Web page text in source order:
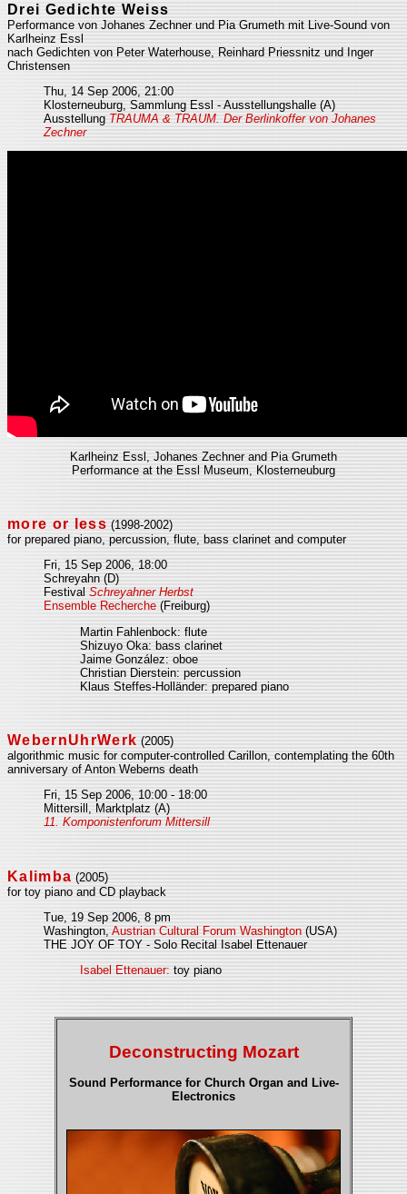
Drei Gedichte Weiss
Performance von Johanes Zechner und Pia Grumeth mit Live-Sound von
Karlheinz Essl
nach Gedichten von Peter Waterhouse, Reinhard Priessnitz und Inger
Christensen
Thu, 14 Sep 2006, 21:00
Klosterneuburg, Sammlung Essl - Ausstellungshalle (A)
Ausstellung TRAUMA & TRAUM. Der Berlinkoffer von Johanes
Zechner
Karlheinz Essl, Johanes Zechner and Pia Grumeth
Performance at the Essl Museum, Klosterneuburg
more or less (1998-2002)
for prepared piano, percussion, flute, bass clarinet and computer
Fri, 15 Sep 2006, 18:00
Schreyahn (D)
Festival Schreyahner Herbst
Ensemble Recherche (Freiburg)
Martin Fahlenbock: flute
Shizuyo Oka: bass clarinet
Jaime González: oboe
Christian Dierstein: percussion
Klaus Steffes-Holländer: prepared piano
WebernUhrWerk (2005)
algorithmic music for computer-controlled Carillon, contemplating the 60th
anniversary of Anton Weberns death
Fri, 15 Sep 2006, 10:00 - 18:00
Mittersill, Marktplatz (A)
11. Komponistenforum Mittersill
Kalimba (2005)
for toy piano and CD playback
Tue, 19 Sep 2006, 8 pm
Washington, Austrian Cultural Forum Washington (USA)
THE JOY OF TOY - Solo Recital Isabel Ettenauer
Isabel Ettenauer: toy piano
Deconstructing Mozart
Sound Performance for Church Organ and Live-
Electronics